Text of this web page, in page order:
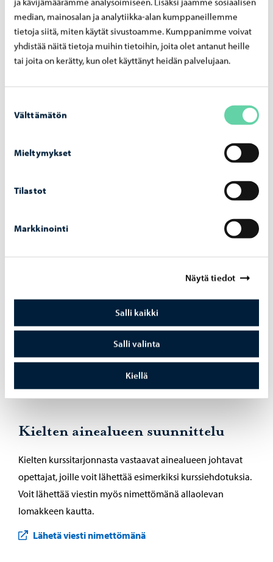
median, mainosalan ja analytiikka-alan kumppaneillemme
tietoja siitä, miten käytät sivustoamme. Kumppanimme voivat
yhdistää näitä tietoja muihin tietoihin, joita olet antanut heille
tai joita on kerätty, kun olet käyttänyt heidän palvelujaan.
valinta
Välttämätön
Mieltymykset
Tilastot
Markkinointi
Näytä tiedot
Salli kaikki
Salli valinta
Kiellä
voit tulla ilman kirjaa. Opettaja ohjeistaa oppimateriaalin
hankinnassa.
Tilauskurssit
Porvoon kansalaisopisto tarjoaa myös tilauskursseja, jotka
sopivat esimerkiksi yrityksille, yhdistyksille, työyhteisöille
aikataulussaan ja omista lähtökohdistaan. Tilauskurssit
yhdessä asiakkaan kanssa. Opetus voidaan järjestää
opiston tiloissa, asiakkaan omissa tiloissa tai etänä.
Lisätietoa tilauskursseista, hinnoittelusta ja
toteutusmahdollisuuksista saat opiston johtavilta
opettajilta, jotka auttavat mielellään sopivan
kokonaisuuden suunnittelussa.
Kielten ainealueen suunnittelu
Kielten kurssitarjonnasta vastaavat ainealueen johtavat
opettajat, joille voit lähettää esimerkiksi kurssiehdotuksia.
Voit lähettää viestin myös nimettömänä allaolevan
lomakkeen kautta.
Lähetä viesti nimettömänä